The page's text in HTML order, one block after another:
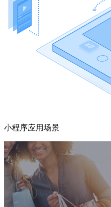
小程序应用场景